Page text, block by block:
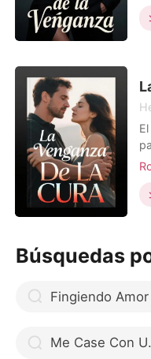
Búsquedas
Fingiendo Amor
Me Case Con Un Naga Regine